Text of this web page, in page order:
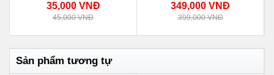
35,000 VNĐ
45,000 VNĐ
349,000 VNĐ
399,000 VNĐ
Sản phẩm tương tự